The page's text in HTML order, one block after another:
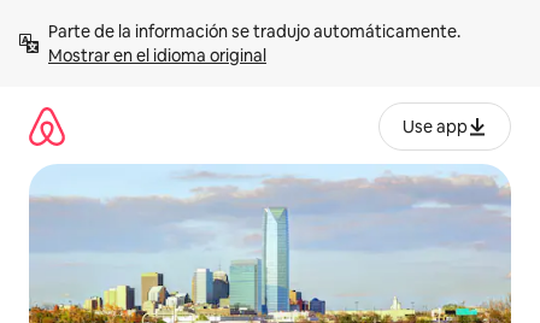
contenidoMostrar en el idioma original
Use app